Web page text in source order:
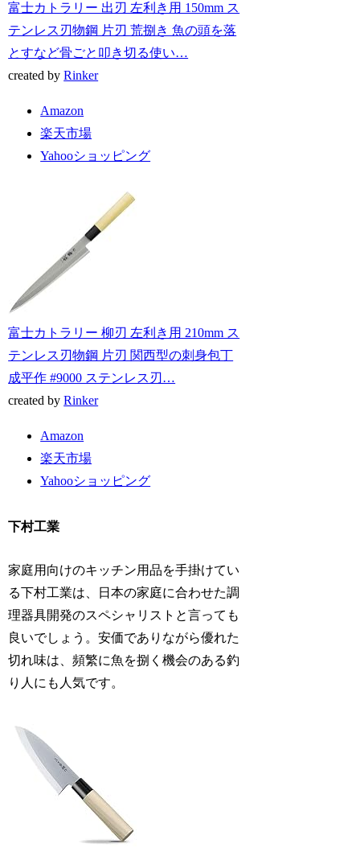
富士カトラリー 出刃 左利き用 150mm ス
テンレス刃物鋼 片刃 荒捌き 魚の頭を落
とすなど骨ごと叩き切る使い…
created byRinker
Amazon
楽天市場
Yahooショッピング
富士カトラリー 柳刃 左利き用 210mm ス
テンレス刃物鋼 片刃 関西型の刺身包丁
成平作 #9000 ステンレス刃…
created byRinker
Amazon
楽天市場
Yahooショッピング
下村工業
家庭用向けのキッチン用品を手掛けてい
る下村工業は、日本の家庭に合わせた調
理器具開発のスペシャリストと言っても
良いでしょう。安価でありながら優れた
切れ味は、頻繁に魚を捌く機会のある釣
り人にも人気です。